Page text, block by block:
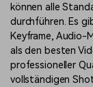
können alle
durchführen. Es
Keyframe, Audio-
als den besten
professioneller
vollständigen